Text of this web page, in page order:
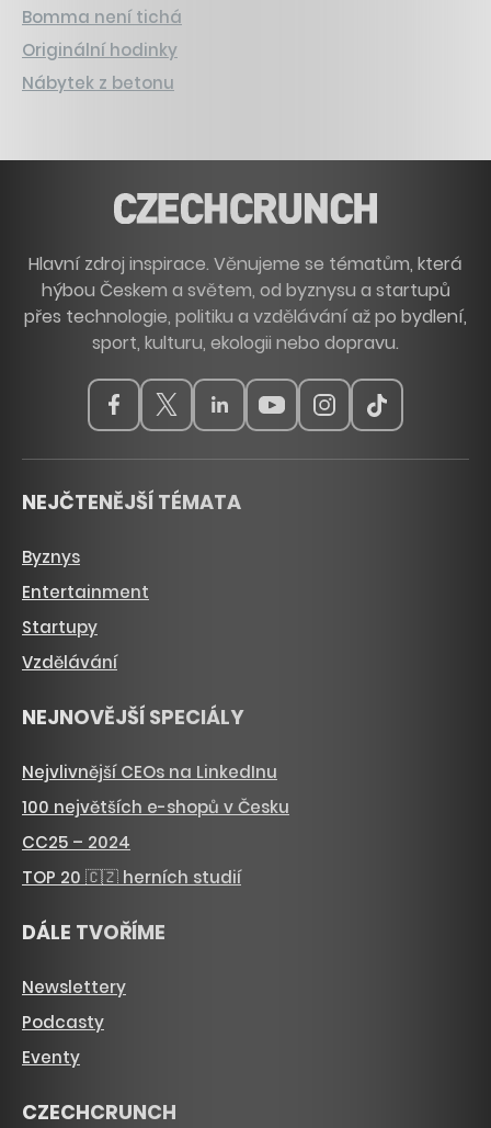
Bomma není tichá
Originální hodinky
Nábytek z betonu
Hlavní zdroj inspirace. Věnujeme se tématům, která
hýbou Českem a světem, od byznysu a startupů
přes technologie, politiku a vzdělávání až po bydlení,
sport, kulturu, ekologii nebo dopravu.
NEJČTENĚJŠÍ TÉMATA
Byznys
Entertainment
Startupy
Vzdělávání
NEJNOVĚJŠÍ SPECIÁLY
Nejvlivnější CEOs na LinkedInu
100 největších e-shopů v Česku
CC25 – 2024
TOP 20 🇨🇿 herních studií
DÁLE TVOŘÍME
Newslettery
Podcasty
Eventy
CZECHCRUNCH